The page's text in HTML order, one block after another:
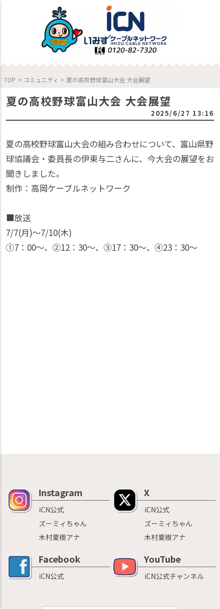
TOP > コミュニティ > 夏の高校野球富山大会 大会展望
夏の高校野球富山大会 大会展望
2025/6/27 13:16
夏の高校野球富山大会の組み合わせについて、富山県野
球協議会・委員長の伊東与二さんに、今大会の展望をお
聞きしました。
制作：高岡ケーブルネットワーク
■放送
7/7(月)〜7/10(木)
①7：00〜、②12：30〜、③17：30〜、④23：30〜
Instagram
iCN公式
ズーミィちゃん
木村夏樹アナ
X
iCN公式
ズーミィちゃん
木村夏樹アナ
Facebook
iCN公式
YouTube
iCN公式チャンネル